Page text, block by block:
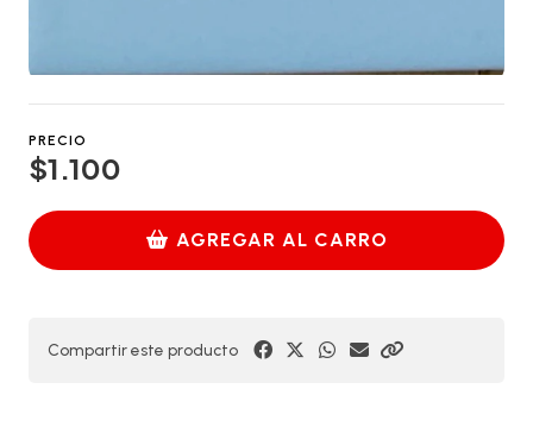
PRECIO
$1.100
AGREGAR AL CARRO
Compartir este producto